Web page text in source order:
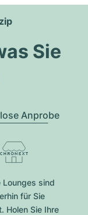
Sie
Anprobe
Lounges sind
für Sie
Holen Sie Ihre